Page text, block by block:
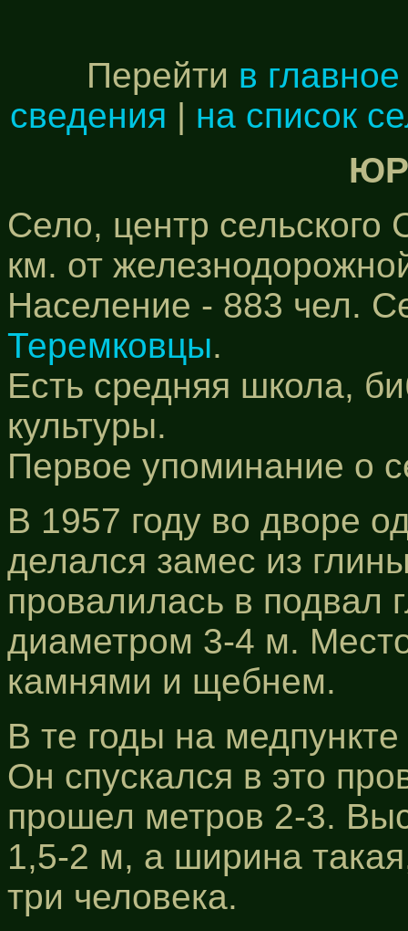
Перейти в
сведения | на список
Село, центр
км. от
Население - 883 чел.
Теремковцы.
Есть средняя школа,
культуры.
Первое упоминание о
В 1957 году во дворе
делался замес из
провалилась в подвал
диаметром 3-4 м.
камнями и щебнем.
В те годы на
Он спускался в это
прошел метров 2-3.
1,5-2 м, а ширина
три человека.